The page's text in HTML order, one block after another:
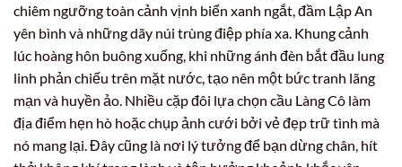
chiêm ngưỡng toàn cảnh vịnh biển xanh ngắt, đầm Lập An
yên bình và những dãy núi trùng điệp phía xa. Khung cảnh
lúc hoàng hôn buông xuống, khi những ánh đèn bắt đầu lung
linh phản chiếu trên mặt nước, tạo nên một bức tranh lãng
mạn và huyền ảo. Nhiều cặp đôi lựa chọn cầu Làng Cô làm
địa điểm hẹn hò hoặc chụp ảnh cưới bởi vẻ đẹp trữ tình mà
nó mang lại. Đây cũng là nơi lý tưởng để bạn dừng chân, hít